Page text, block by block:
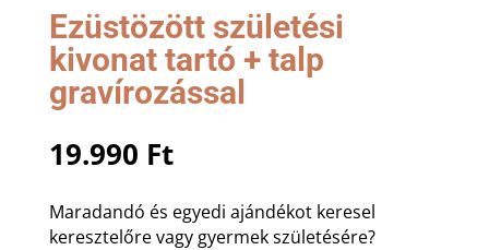
Ezüstözött születési
kivonat tartó + talp
gravírozással
19.990 Ft
Maradandó és egyedi ajándékot keresel
keresztelőre vagy gyermek születésére?